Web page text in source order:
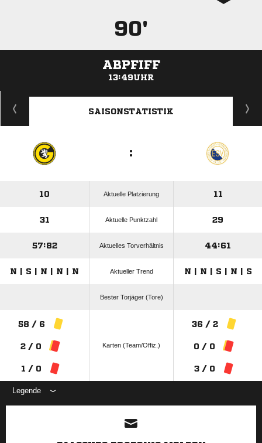
90'
ABPFIFF
13:49UHR
ANZEIGE
SAISONSTATISTIK
:
10 Aktuelle Platzierung 11
31 Aktuelle Punktzahl 29
57:82 Aktuelles Torverhältnis 44:61
N | S | N | N | N Aktueller Trend N | N | S | N | S
Bester Torjäger (Tore)
58 / 6
2 / 0
1 / 0
Karten (Team/Offiz.)
36 / 2
0 / 0
3 / 0
Legende
ANZEIGE